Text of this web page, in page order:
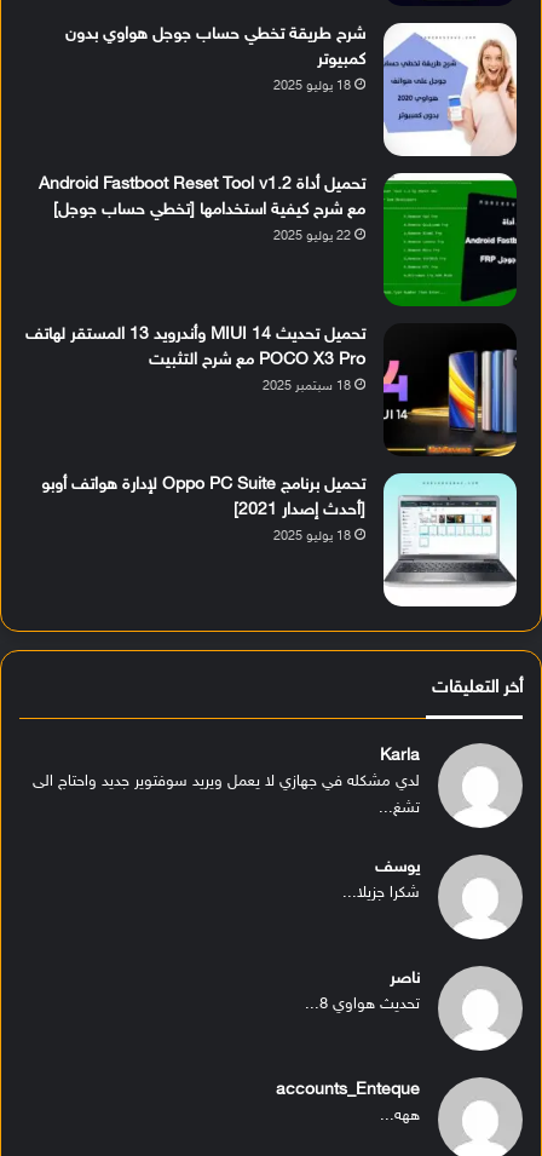
شرح طريقة تخطي حساب جوجل هواوي بدون
كمبيوتر
18 يوليو 2025
تحميل أداة Android Fastboot Reset Tool v1.2
مع شرح كيفية استخدامها [تخطي حساب جوجل]
22 يوليو 2025
تحميل تحديث MIUI 14 وأندرويد 13 المستقر لهاتف
POCO X3 Pro مع شرح التثبيت
18 سبتمبر 2025
تحميل برنامج Oppo PC Suite لإدارة هواتف أوبو
[أحدث إصدار 2021]
18 يوليو 2025
أخر التعليقات
Karla
لدي مشكله في جهازي لا يعمل ويريد سوفتوير جديد واحتاج الى
تشغ...
يوسف
شكرا جزيلا...
ناصر
تحديث هواوي 8...
accounts_Enteque
ههه...